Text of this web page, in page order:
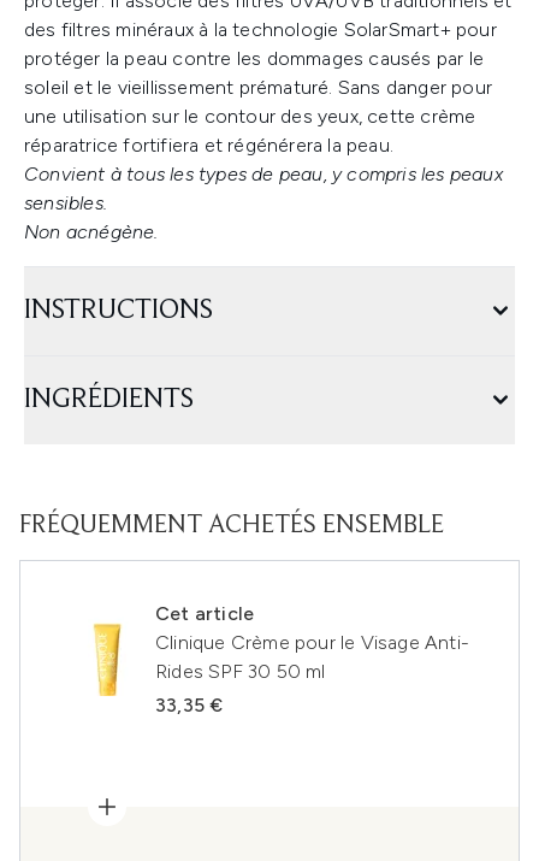
des filtres minéraux à la technologie SolarSmart+ pour
protéger la peau contre les dommages causés par le
soleil et le vieillissement prématuré. Sans danger pour
une utilisation sur le contour des yeux, cette crème
réparatrice fortifiera et régénérera la peau.
Convient à tous les types de peau, y compris les peaux
sensibles.
Non acnégène.
INSTRUCTIONS
INGRÉDIENTS
FRÉQUEMMENT ACHETÉS ENSEMBLE
Cet article
Clinique Crème pour le Visage Anti-
Rides SPF 30 50 ml
33,35 €